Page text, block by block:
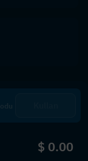
$ 0.00